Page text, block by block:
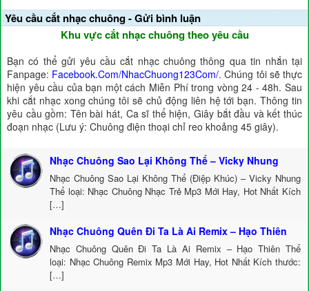
Yêu cầu cắt nhạc chuông - Gửi bình luận
Khu vực cắt nhạc chuông theo yêu cầu
Bạn có thể gửi yêu cầu cắt nhạc chuông thông qua tin nhắn tại
Fanpage: Facebook.Com/NhacChuong123Com/. Chúng tôi sẽ thực
hiện yêu cầu của bạn một cách Miễn Phí trong vòng 24 - 48h. Sau
khi cắt nhạc xong chúng tôi sẽ chủ động liên hệ tới bạn. Thông tin
yêu cầu gồm: Tên bài hát, Ca sĩ thể hiện, Giây bắt đầu và kết thúc
đoạn nhạc (Lưu ý: Chuông điện thoại chỉ reo khoảng 45 giây).
Nhạc Chuông Sao Lại Không Thể – Vicky Nhung
Nhạc Chuông Sao Lại Không Thể (Điệp Khúc) – Vicky Nhung
Thể loại: Nhạc Chuông Nhạc Trẻ Mp3 Mới Hay, Hot Nhất Kích
[…]
Nhạc Chuông Quên Đi Ta Là Ai Remix – Hạo Thiên
Nhạc Chuông Quên Đi Ta Là Ai Remix – Hạo Thiên Thể
loại: Nhạc Chuông Remix Mp3 Mới Hay, Hot Nhất Kích thước:
[…]